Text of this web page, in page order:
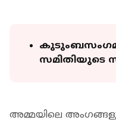
സമിതിയുടെ
അമ്മയിലെ